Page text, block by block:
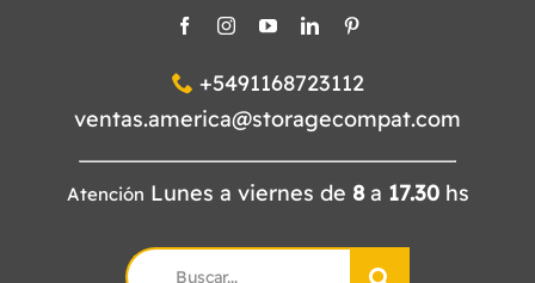
+5491168723112
ventas.america@storagecompat.com
Atención Lunes a viernes de 8a 17.30hs
Search